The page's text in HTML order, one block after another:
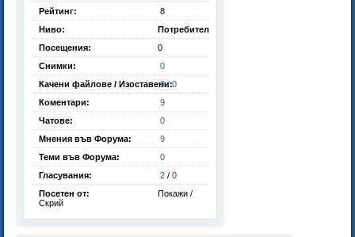
Рейтинг:
8
Ниво:
Потребител
Посещения:
0
Снимки:
0
Качени файлове / Изоставени:
9 / 0
Коментари:
9
Чатове:
0
Мнения във Форума:
9
Теми във Форума:
0
Гласувания:
2 / 0
Посетен от:
Покажи /
Скрий